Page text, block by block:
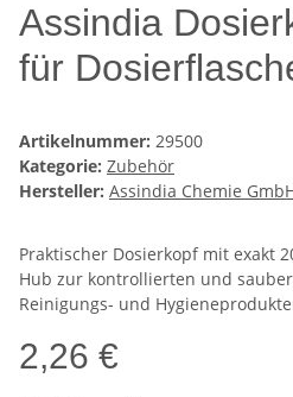
Assindia
für
Artikelnummer: 29500
Kategorie: Zubehör
Hersteller: Assindia Chemie
Praktischer Dosierkopf mit exakt
Hub zur kontrollierten und
Reinigungs- und
2,26 €